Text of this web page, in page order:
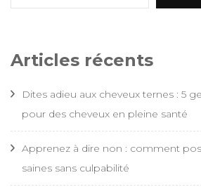
Articles récents
Dites adieu aux cheveux ternes : 5
pour des cheveux en pleine santé
Apprenez à dire non : comment
saines sans culpabilité